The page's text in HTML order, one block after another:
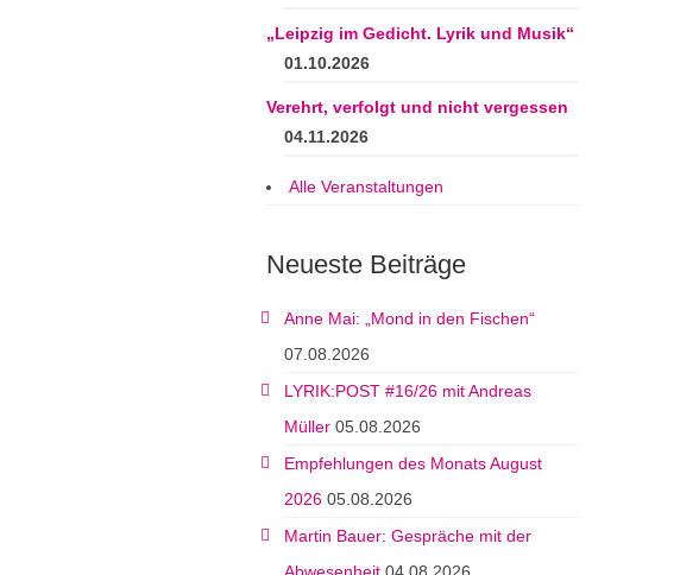
„Leipzig im Gedicht. Lyrik und Musik“
01.10.2026
Verehrt, verfolgt und nicht vergessen
04.11.2026
Alle Veranstaltungen
Neueste Beiträge
Anne Mai: „Mond in den Fischen“
07.08.2026
LYRIK:POST #16/26 mit Andreas
Müller 05.08.2026
Empfehlungen des Monats August
2026 05.08.2026
Martin Bauer: Gespräche mit der